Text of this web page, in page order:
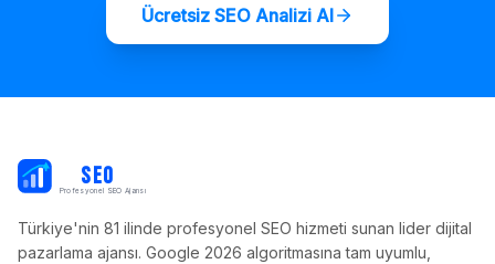
Ücretsiz SEO Analizi Al
SEO
Profesyonel SEO Ajansı
Türkiye'nin 81 ilinde profesyonel SEO hizmeti sunan lider dijital
pazarlama ajansı. Google 2026 algoritmasına tam uyumlu,